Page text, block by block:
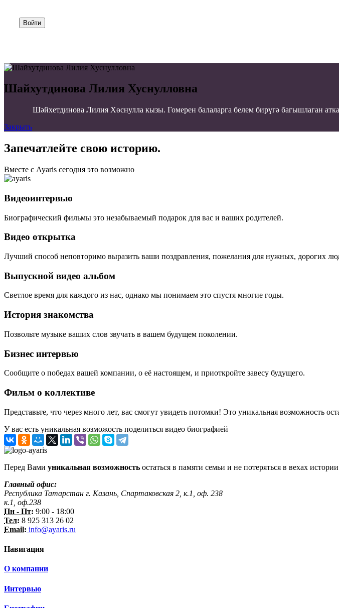
Войти
Шайхутдинова Лилия Хуснулловна
Шәйхетдинова Лилия Хөснулла кызы. Гомерен балаларга белем бирүгә багышлаган
Закрыть
Запечатлейте свою историю.
Вместе с Ayaris сегодня это возможно
Видеоинтервью
Биографический фильмы это незабываемый подарок для вас и ваших родителей.
Видео открытка
Лучший способ неповторимо выразить ваши поздравления, пожелания для нужных, дорогих
Выпускной видео альбом
Светлое время для каждого из нас, однако мы понимаем это спустя многие годы.
История знакомства
Позвольте музыке ваших слов звучать в вашем будущем поколении.
Бизнес интервью
Сообщите о победах вашей компании, о её настоящем, и приоткройте завесу будущего.
Фильм о коллективе
Представьте, что через много лет, вас смогут увидеть потомки! Это уникальная возможность
У вас есть уникальная возможость поделиться видео биографией
Перед Вами уникальная возможность остаться в памяти семьи и не потеряться в вехах
Главный офис:
Республика Татарстан г. Казань, Спартаковская 2, к.1, оф. 238
к.1, оф.238
Пн - Пт: 9:00 - 18:00
Тел: 8 925 313 26 02
Email: info@ayaris.ru
Навигация
О компании
Интервью